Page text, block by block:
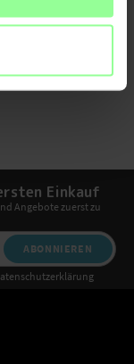
E13 Displayschutz
Einkauf
Angebote zuerst zu
ABONNIEREN